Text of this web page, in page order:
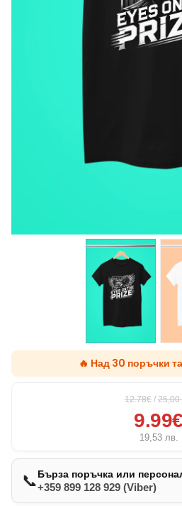
🔥 Над 30 поръчки
12.78€ / 25,00
9.99€
19,53 лв.
📞Бърза поръчка или
+359 899 128 929 (Viber)